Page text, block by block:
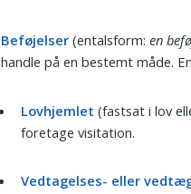
Beføjelser (entalsform:en
handle på en bestemt måde.
Lovhjemlet (fastsat i lov
foretage visitation.
Vedtagelses- eller